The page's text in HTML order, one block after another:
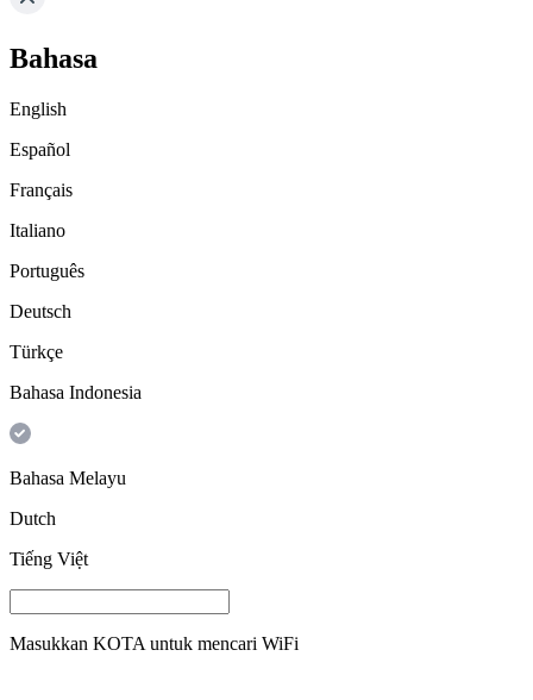
Bahasa
English
Español
Français
Italiano
Português
Deutsch
Türkçe
Bahasa Indonesia
Bahasa Melayu
Dutch
Tiếng Việt
Masukkan KOTA untuk mencari WiFi